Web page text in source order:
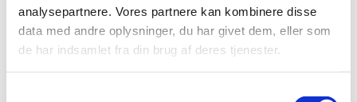
analysepartnere. Vores partnere kan kombinere disse
data med andre oplysninger, du har givet dem, eller som
de har indsamlet fra din brug af deres tjenester.
Egnet Til Gulvvarme Ja
Klasse 34
Bagside Kork